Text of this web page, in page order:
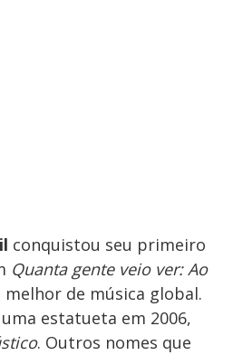
conquistou seu primeiro
Quanta gente veio ver: Ao
de música global.
estatueta em 2006,
. Outros nomes que